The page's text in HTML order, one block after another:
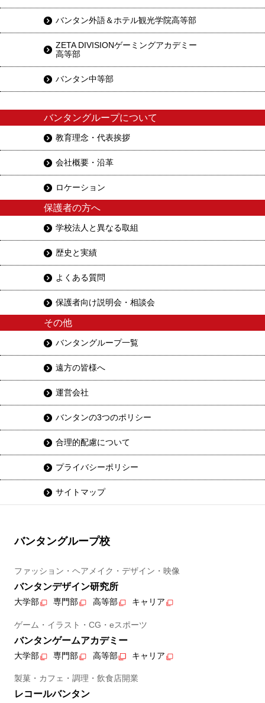
バンタン外語＆ホテル観光学院高等部
ZETA DIVISIONゲーミングアカデミー
高等部
バンタン中等部
バンタングループについて
教育理念・代表挨拶
会社概要・沿革
ロケーション
保護者の方へ
学校法人と異なる取組
歴史と実績
よくある質問
保護者向け説明会・相談会
その他
バンタングループ一覧
遠方の皆様へ
運営会社
バンタンの3つのポリシー
合理的配慮について
プライバシーポリシー
サイトマップ
バンタングループ校
ファッション・ヘアメイク・デザイン・映像
バンタンデザイン研究所
大学部 専門部 高等部 キャリア
ゲーム・イラスト・CG・eスポーツ
バンタンゲームアカデミー
大学部 専門部 高等部 キャリア
製菓・カフェ・調理・飲食店開業
レコールバンタン